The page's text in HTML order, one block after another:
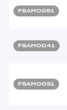
FSAM0051
FSAM0041
FSAM0031